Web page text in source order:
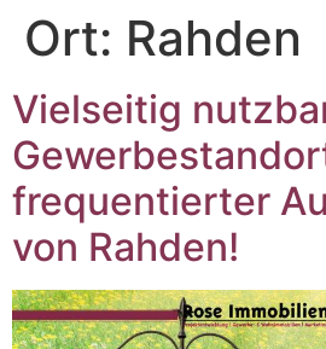
Ort: Rahden
Vielseitig
frequentierter
von Rahden!